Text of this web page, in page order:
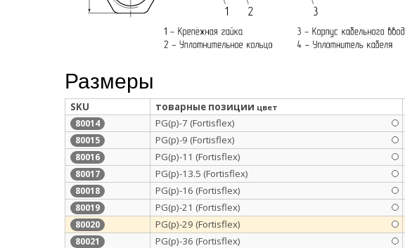
Размеры
SKU товарные позиции цвет
80014 PG(p)-7 (Fortisflex)
80015 PG(p)-9 (Fortisflex)
80016 PG(p)-11 (Fortisflex)
80017 PG(p)-13.5 (Fortisflex)
80018 PG(p)-16 (Fortisflex)
80019 PG(p)-21 (Fortisflex)
80020 PG(p)-29 (Fortisflex)
80021 PG(p)-36 (Fortisflex)